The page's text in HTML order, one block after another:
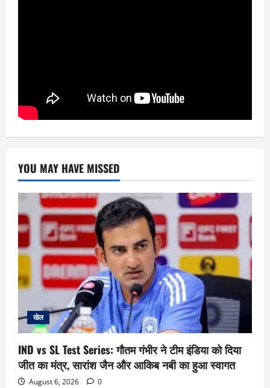
YOU MAY HAVE MISSED
खेल
IND vs SL Test Series: गौतम गंभीर ने टीम इंडिया को दिया
जीत का मंत्र, सारांश जैन और आकिब नबी का हुआ स्वागत
August 6, 2026 0